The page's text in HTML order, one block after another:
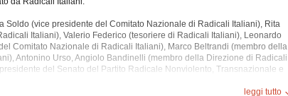
Soldo (vice presidente del Comitato Nazionale di Radicali Italiani), Rita
Italiani), Valerio Federico (tesoriere di Radicali Italiani), Leonardo
Comitato Nazionale di Radicali Italiani), Marco Beltrandi (membro della
Antonino Urso, Angiolo Bandinelli (membro della Direzione di Radicali
del Senato del Partito Radicale Nonviolento, Transnazionale e
Governatori (economista, membro della Direzione di Radicalileggi tutto